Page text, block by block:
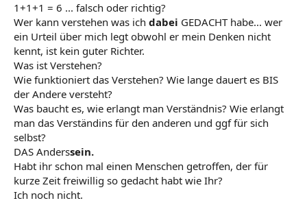
1+1+1 = 6 ... falsch oder richtig?
Wer kann verstehen was ich dabei GEDACHT habe... wer
ein Urteil über mich legt obwohl er mein Denken nicht
kennt, ist kein guter Richter.
Was ist Verstehen?
Wie funktioniert das Verstehen? Wie lange dauert es BIS
der Andere versteht?
Was baucht es, wie erlangt man Verständnis? Wie erlangt
man das Verständins für den anderen und ggf für sich
selbst?
DAS Anderssein.
Habt ihr schon mal einen Menschen getroffen, der für
kurze Zeit freiwillig so gedacht habt wie Ihr?
Ich noch nicht.